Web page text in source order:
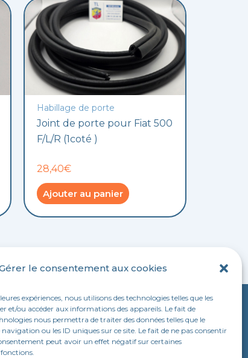
le consentement aux cookies
expériences, nous utilisons des technologies telles que les
et/ou accéder aux informations des appareils. Le fait de
nous permettra de traiter des données telles que le
ou les ID uniques sur ce site. Le fait de ne pas consentir
peut avoir un effet négatif sur certaines
Habillage de porte
Joint de porte pour Fiat 500
F/L/R (1coté )
28,40€
Ajouter au panier
légales